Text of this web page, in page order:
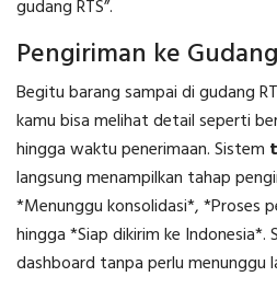
gudang RTS”.
Pengiriman ke
Begitu barang sampai di gudang
kamu bisa melihat detail seperti
hingga waktu penerimaan. Sistem
langsung menampilkan tahap
*Menunggu konsolidasi*, *Proses
hingga *Siap dikirim ke Indonesia*.
dashboard tanpa perlu menunggu